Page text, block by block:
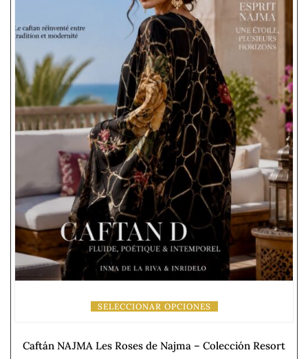
SELECCIONAR OPCIONES
Caftán NAJMA Les Roses de Najma – Colección Resort